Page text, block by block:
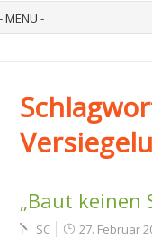
„Baut keinen
SC 27. Februar